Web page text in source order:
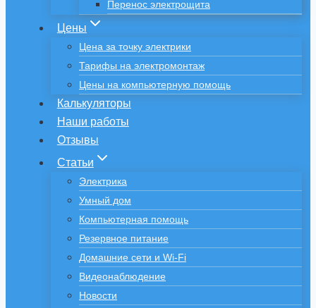
Перенос электрощита
Цены
Цена за точку электрики
Тарифы на электромонтаж
Цены на компьютерную помощь
Калькуляторы
Наши работы
Отзывы
Статьи
Электрика
Умный дом
Компьютерная помощь
Резервное питание
Домашние сети и Wi-Fi
Видеонаблюдение
Новости